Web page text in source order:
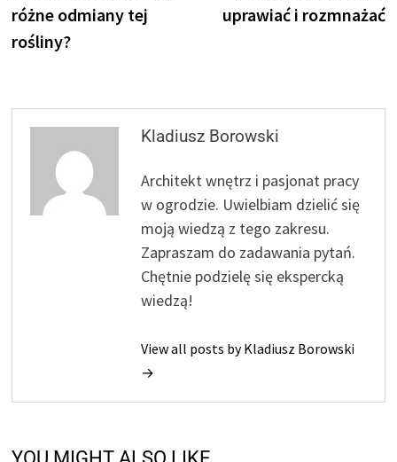
różne odmiany tej
rośliny?
uprawiać i rozmnażać
Kladiusz Borowski
Architekt wnętrz i pasjonat pracy
w ogrodzie. Uwielbiam dzielić się
moją wiedzą z tego zakresu.
Zapraszam do zadawania pytań.
Chętnie podzielę się ekspercką
wiedzą!
View all posts by Kladiusz Borowski
→